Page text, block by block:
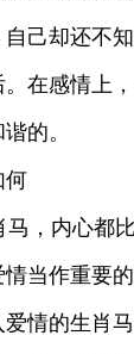
己却还不
在感情上
的。
何
马，内心都
当作重要
情的生肖